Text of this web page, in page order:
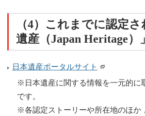
（4）これまでに認定
遺産（Japan Heritage）」
日本遺産ポータルサイト
※日本遺産に関する情報を一元的に
です。
※各認定ストーリーや所在地のほか